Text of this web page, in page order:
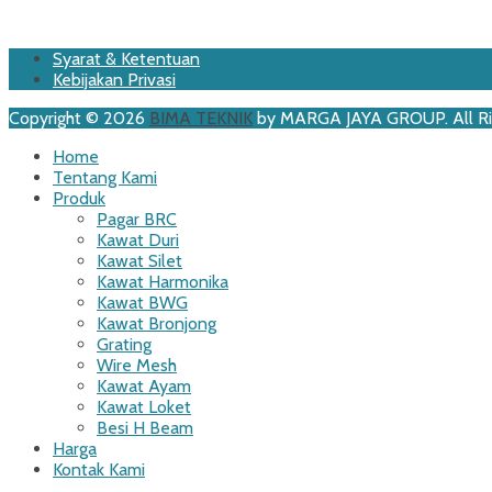
Footer
Menu
Skip
Syarat & Ketentuan
Kebijakan Privasi
Copyright © 2026 BIMA TEKNIK by MARGA JAYA GROUP. All
Home
Tentang Kami
Produk
Pagar BRC
Kawat Duri
Kawat Silet
Kawat Harmonika
Kawat BWG
Kawat Bronjong
Grating
Wire Mesh
Kawat Ayam
Kawat Loket
Besi H Beam
Harga
Kontak Kami